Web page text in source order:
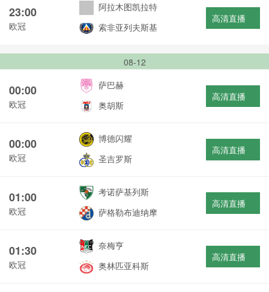
23:00
欧冠
阿拉木图凯拉特
索非亚列夫斯基
高清直播
08-12
00:00
欧冠
萨巴赫
奥胡斯
高清直播
00:00
欧冠
博德闪耀
圣吉罗斯
高清直播
01:00
欧冠
考诺萨基列斯
萨格勒布迪纳摩
高清直播
01:30
欧冠
奈梅亨
奥林匹亚科斯
高清直播